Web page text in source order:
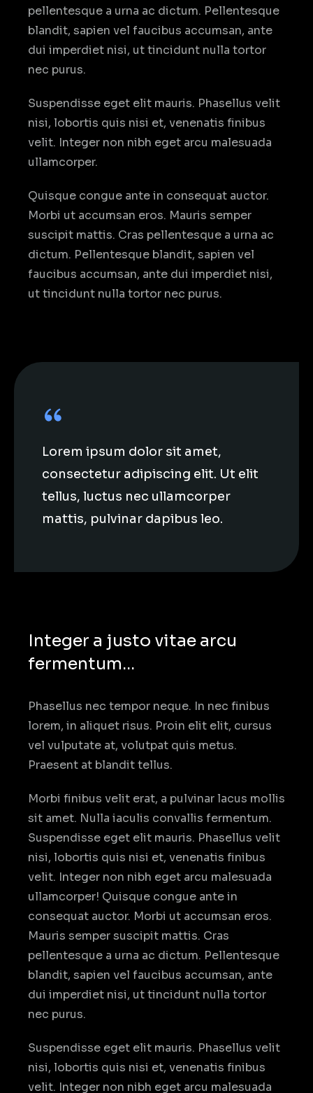
pellentesque a urna ac dictum. Pellentesque
blandit, sapien vel faucibus accumsan, ante
dui imperdiet nisi, ut tincidunt nulla tortor
nec purus.
Suspendisse eget elit mauris. Phasellus velit
nisi, lobortis quis nisi et, venenatis finibus
velit. Integer non nibh eget arcu malesuada
ullamcorper.
Quisque congue ante in consequat auctor.
Morbi ut accumsan eros. Mauris semper
suscipit mattis. Cras pellentesque a urna ac
dictum. Pellentesque blandit, sapien vel
faucibus accumsan, ante dui imperdiet nisi,
ut tincidunt nulla tortor nec purus.
Lorem ipsum dolor sit amet,
consectetur adipiscing elit. Ut elit
tellus, luctus nec ullamcorper
mattis, pulvinar dapibus leo.
Integer a justo vitae arcu
fermentum...
Phasellus nec tempor neque. In nec finibus
lorem, in aliquet risus. Proin elit elit, cursus
vel vulputate at, volutpat quis metus.
Praesent at blandit tellus.
Morbi finibus velit erat, a pulvinar lacus mollis
sit amet. Nulla iaculis convallis fermentum.
Suspendisse eget elit mauris. Phasellus velit
nisi, lobortis quis nisi et, venenatis finibus
velit. Integer non nibh eget arcu malesuada
ullamcorper! Quisque congue ante in
consequat auctor. Morbi ut accumsan eros.
Mauris semper suscipit mattis. Cras
pellentesque a urna ac dictum. Pellentesque
blandit, sapien vel faucibus accumsan, ante
dui imperdiet nisi, ut tincidunt nulla tortor
nec purus.
Suspendisse eget elit mauris. Phasellus velit
nisi, lobortis quis nisi et, venenatis finibus
velit. Integer non nibh eget arcu malesuada